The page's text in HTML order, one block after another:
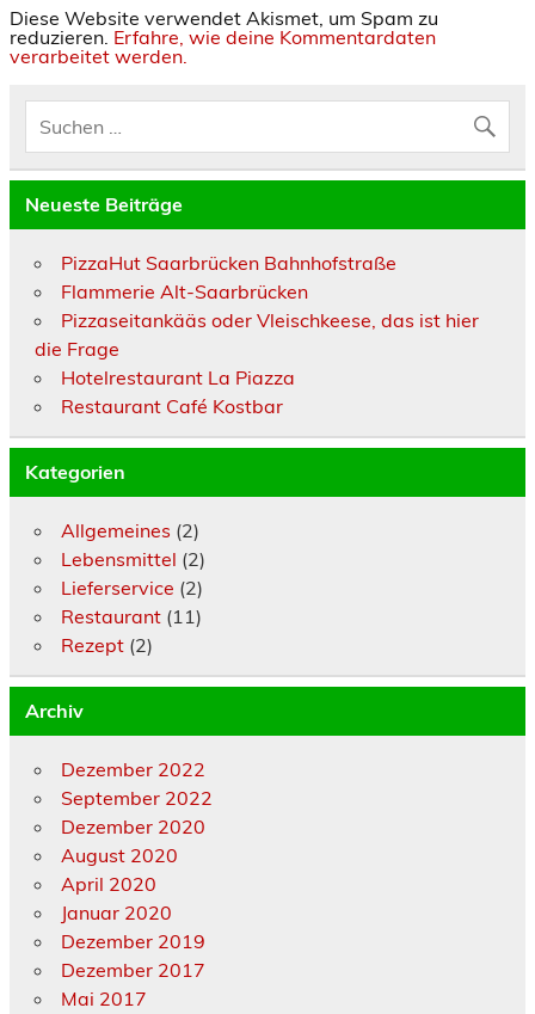
Diese Website verwendet Akismet, um Spam zu
reduzieren. Erfahre, wie deine Kommentardaten
verarbeitet werden.
Neueste Beiträge
PizzaHut Saarbrücken Bahnhofstraße
Flammerie Alt-Saarbrücken
Pizzaseitankääs oder Vleischkeese, das ist hier
die Frage
Hotelrestaurant La Piazza
Restaurant Café Kostbar
Kategorien
Allgemeines (2)
Lebensmittel (2)
Lieferservice (2)
Restaurant(11)
Rezept(2)
Archiv
Dezember 2022
September 2022
Dezember 2020
August 2020
April 2020
Januar 2020
Dezember 2019
Dezember 2017
Mai 2017